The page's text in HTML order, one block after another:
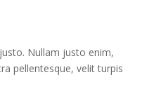
Nullam justo enim,
pellentesque, velit turpis